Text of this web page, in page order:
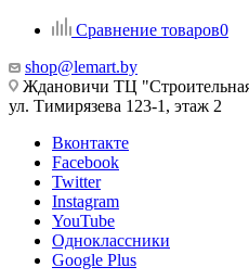
Сравнение товаров0
shop@lemart.by
Ждановичи ТЦ
ул. Тимирязева 123-1, этаж 2
Вконтакте
Facebook
Twitter
Instagram
YouTube
Одноклассники
Google Plus